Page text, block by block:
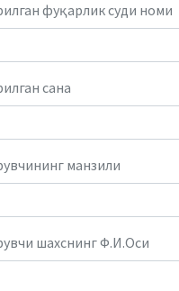
фуқарлик суди номи
сана
манзили
шахснинг Ф.И.Оси